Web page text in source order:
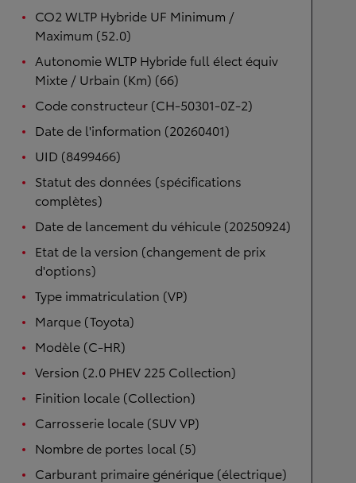
CO2 WLTP Hybride UF Minimum /
Maximum (52.0)
Autonomie WLTP Hybride full élect équiv
Mixte / Urbain (Km) (66)
Code constructeur (CH-50301-0Z-2)
Date de l'information (20260401)
UID (8499466)
Statut des données (spécifications
complètes)
Date de lancement du véhicule (20250924)
Etat de la version (changement de prix
d'options)
Type immatriculation (VP)
Marque (Toyota)
Modèle (C-HR)
Version (2.0 PHEV 225 Collection)
Finition locale (Collection)
Carrosserie locale (SUV VP)
Nombre de portes local (5)
Carburant primaire générique (électrique)